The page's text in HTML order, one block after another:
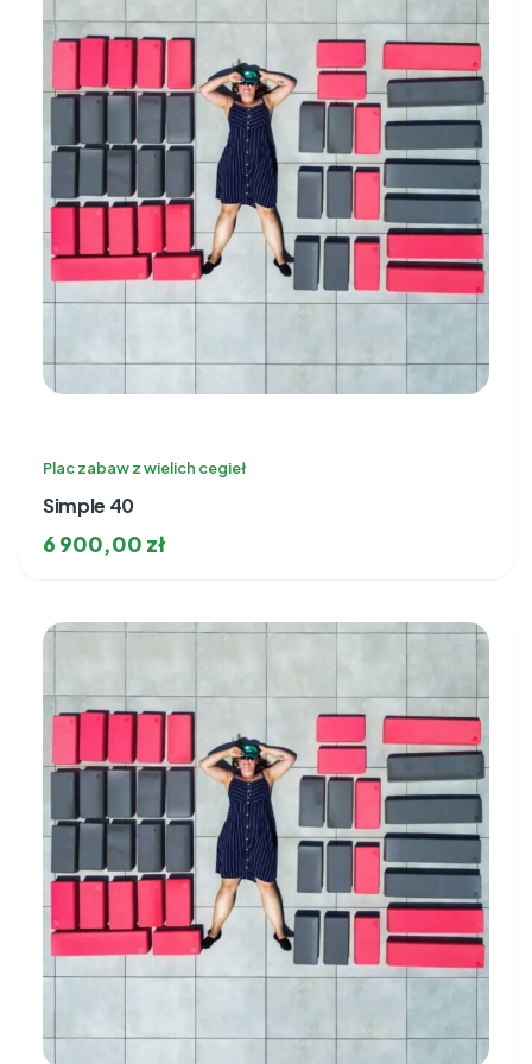
Plac zabaw z wielich cegieł
Simple 40
6 900,00 zł